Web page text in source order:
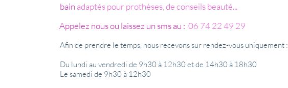
bain adaptés pour prothèses, de conseils beauté...
Appelez nous ou laissez un sms au : 06 74 22 49 29
Afin de prendre le temps, nous recevons sur rendez-vous uniquement :
Du lundi au vendredi de 9h30 à 12h30 et de 14h30 à 18h30
Le samedi de 9h30 à 12h30